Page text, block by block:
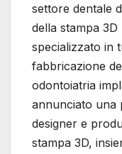
settore dentale
della stampa
specializzato in
fabbricazione
odontoiatria
annunciato una
designer e
stampa 3D,